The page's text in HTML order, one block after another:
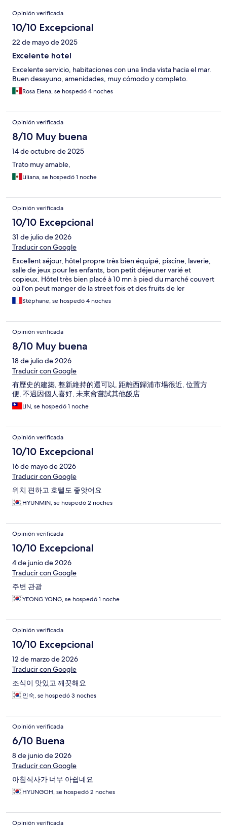
Opiniones
Opinión verificada
10/10 Excepcional
22 de mayo de 2025
Excelente hotel
Excelente servicio, habitaciones con una linda vista hacia el mar.
Buen desayuno, amenidades, muy cómodo y completo.
Rosa Elena, se hospedó 4 noches
Opinión verificada
8/10 Muy buena
14 de octubre de 2025
Trato muy amable,
Liliana, se hospedó 1 noche
Opinión verificada
10/10 Excepcional
31 de julio de 2026
Traducir con Google
Excellent séjour, hôtel propre très bien équipé, piscine, laverie,
salle de jeux pour les enfants, bon petit déjeuner varié et
copieux. Hôtel très bien placé à 10 mn à pied du marché couvert
où l'on peut manger de la street fois et des fruits de ler
Stéphane, se hospedó 4 noches
Opinión verificada
8/10 Muy buena
18 de julio de 2026
Traducir con Google
有歷史的建築, 整新維持的還可以, 距離西歸浦市場很近, 位置方
便, 不過因個人喜好, 未來會嘗試其他飯店
LIN, se hospedó 1 noche
Opinión verificada
10/10 Excepcional
16 de mayo de 2026
Traducir con Google
위치 편하고 호텔도 좋앗어요
HYUNMIN, se hospedó 2 noches
Opinión verificada
10/10 Excepcional
4 de junio de 2026
Traducir con Google
주변 관광
YEONG YONG, se hospedó 1 noche
Opinión verificada
10/10 Excepcional
12 de marzo de 2026
Traducir con Google
조식이 맛있고 깨끗해요
인숙, se hospedó 3 noches
Opinión verificada
6/10 Buena
8 de junio de 2026
Traducir con Google
아침식사가 너무 아쉽네요
HYUNGOH, se hospedó 2 noches
Opinión verificada